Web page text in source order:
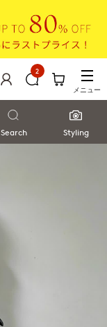
2
メニュー
Search Styling